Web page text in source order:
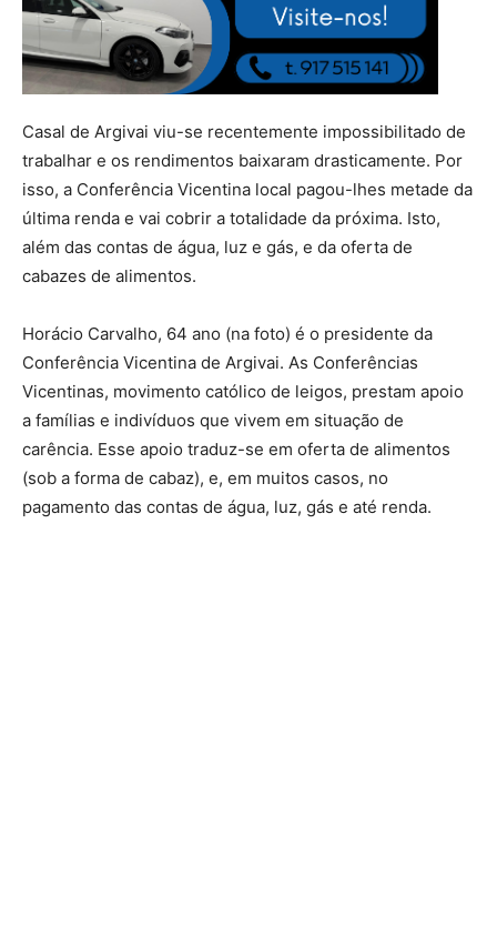
Casal de Argivai viu-se recentemente impossibilitado de
trabalhar e os rendimentos baixaram drasticamente. Por
isso, a Conferência Vicentina local pagou-lhes metade da
última renda e vai cobrir a totalidade da próxima. Isto,
além das contas de água, luz e gás, e da oferta de
cabazes de alimentos.
Horácio Carvalho, 64 ano (na foto) é o presidente da
Conferência Vicentina de Argivai. As Conferências
Vicentinas, movimento católico de leigos, prestam apoio
a famílias e indivíduos que vivem em situação de
carência. Esse apoio traduz-se em oferta de alimentos
(sob a forma de cabaz), e, em muitos casos, no
pagamento das contas de água, luz, gás e até renda.